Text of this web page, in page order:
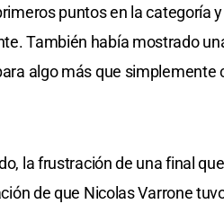
puntos en la categoría
También había mostrado
algo más que simplemente
la frustración de una final
de que Nicolas Varrone